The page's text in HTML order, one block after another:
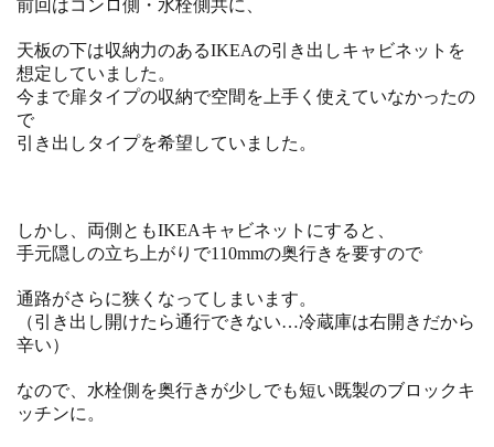
前回はコンロ側・水栓側共に、
天板の下は収納力のあるIKEAの引き出しキャビネットを
想定していました。
今まで扉タイプの収納で空間を上手く使えていなかったの
で
引き出しタイプを希望していました。
しかし、両側ともIKEAキャビネットにすると、
手元隠しの立ち上がりで110mmの奥行きを要すので
通路がさらに狭くなってしまいます。
（引き出し開けたら通行できない…冷蔵庫は右開きだから
辛い）
なので、水栓側を奥行きが少しでも短い既製のブロックキ
ッチンに。